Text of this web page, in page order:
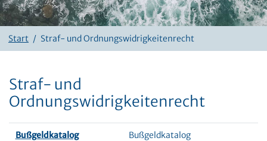
Start Straf- und Ordnungswidrigkeitenrecht
Straf- und
Ordnungswidrigkeitenrecht
Bußgeldkatalog Bußgeldkatalog